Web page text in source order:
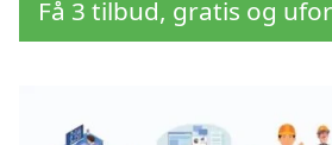
Få 3 tilbud, gratis og